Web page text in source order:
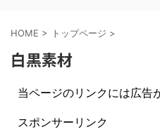
HOME > トップページ >
白黒素材
当ページのリンクには広告
スポンサーリンク